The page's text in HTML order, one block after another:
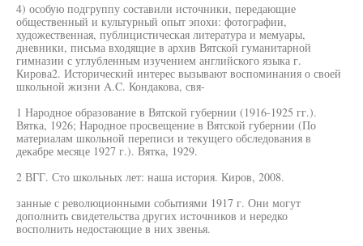
4) особую подгруппу составили источники, передающие
общественный и культурный опыт эпохи: фотографии,
художественная, публицистическая литература и мемуары,
дневники, письма входящие в архив Вятской гуманитарной
гимназии с углубленным изучением английского языка г.
Кирова2. Исторический интерес вызывают воспоминания о своей
школьной жизни A.C. Кондакова, свя-
1 Народное образование в Вятской губернии (1916-1925 гг.).
Вятка, 1926; Народное просвещение в Вятской губернии (По
материалам школьной переписи и текущего обследования в
декабре месяце 1927 г.). Вятка, 1929.
2 ВГГ. Сто школьных лет: наша история. Киров, 2008.
занные с революционными событиями 1917 г. Они могут
дополнить свидетельства других источников и нередко
восполнить недостающие в них звенья.